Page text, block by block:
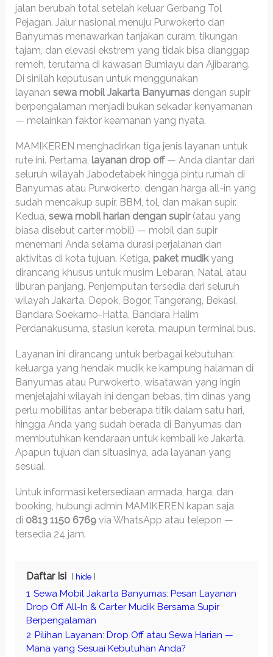
jalan berubah total setelah keluar Gerbang Tol
Pejagan. Jalur nasional menuju Purwokerto dan
Banyumas menawarkan tanjakan curam, tikungan
tajam, dan elevasi ekstrem yang tidak bisa dianggap
remeh, terutama di kawasan Bumiayu dan Ajibarang.
Di sinilah keputusan untuk menggunakan
layanan sewa mobil Jakarta Banyumasdengan supir
berpengalaman menjadi bukan sekadar kenyamanan
— melainkan faktor keamanan yang nyata.
MAMIKEREN menghadirkan tiga jenis layanan untuk
rute ini. Pertama, layanan drop off— Anda diantar dari
seluruh wilayah Jabodetabek hingga pintu rumah di
Banyumas atau Purwokerto, dengan harga all-in yang
sudah mencakup supir, BBM, tol, dan makan supir.
Kedua, sewa mobil harian dengan supir(atau yang
biasa disebut carter mobil) — mobil dan supir
menemani Anda selama durasi perjalanan dan
aktivitas di kota tujuan. Ketiga, paket mudikyang
dirancang khusus untuk musim Lebaran, Natal, atau
liburan panjang. Penjemputan tersedia dari seluruh
wilayah Jakarta, Depok, Bogor, Tangerang, Bekasi,
Bandara Soekarno-Hatta, Bandara Halim
Perdanakusuma, stasiun kereta, maupun terminal bus.
Layanan ini dirancang untuk berbagai kebutuhan:
keluarga yang hendak mudik ke kampung halaman di
Banyumas atau Purwokerto, wisatawan yang ingin
menjelajahi wilayah ini dengan bebas, tim dinas yang
perlu mobilitas antar beberapa titik dalam satu hari,
hingga Anda yang sudah berada di Banyumas dan
membutuhkan kendaraan untuk kembali ke Jakarta.
Apapun tujuan dan situasinya, ada layanan yang
sesuai.
Untuk informasi ketersediaan armada, harga, dan
booking, hubungi admin MAMIKEREN kapan saja
di 0813 1150 6769via WhatsApp atau telepon —
tersedia 24 jam.
Daftar Isi hide
1 Sewa Mobil Jakarta Banyumas: Pesan Layanan
Drop Off All-In & Carter Mudik Bersama Supir
Berpengalaman
2 Pilihan Layanan: Drop Off atau Sewa Harian —
Mana yang Sesuai Kebutuhan Anda?